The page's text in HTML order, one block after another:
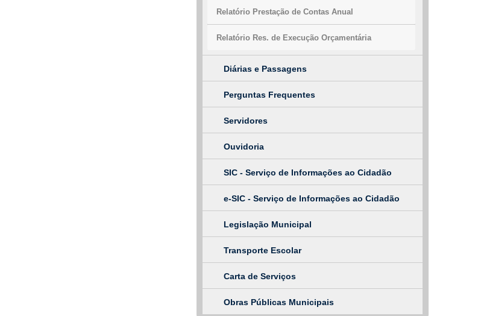
Relatório Prestação de Contas Anual
Relatório Res. de Execução Orçamentária
Diárias e Passagens
Perguntas Frequentes
Servidores
Ouvidoria
SIC - Serviço de Informações ao Cidadão
e-SIC - Serviço de Informações ao Cidadão
Legislação Municipal
Transporte Escolar
Carta de Serviços
Obras Públicas Municipais